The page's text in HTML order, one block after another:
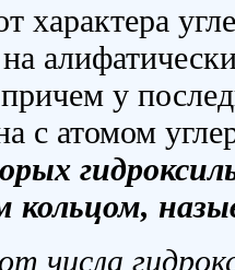
характера
у
с атомом
кольцом,
числа